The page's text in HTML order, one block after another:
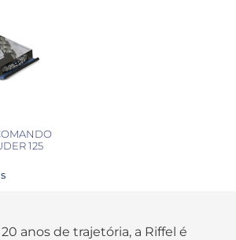
125
anos de trajetória, a Riffel é